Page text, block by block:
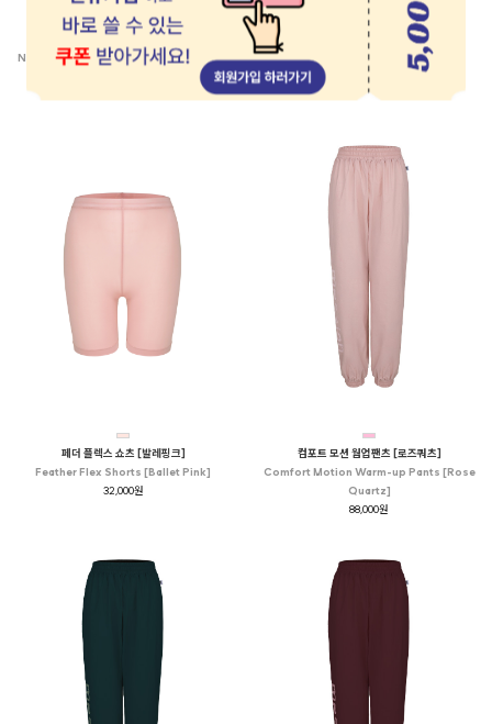
네츄럴핏 앙고라 레그워머 [웜토프]
Natural Fit Angora Leg Warmers [Warm
페더 플렉스 쇼츠 [블랙]
Feather Flex Shorts [Black]
32,000원
페더 플렉스 쇼츠 [발레핑크]
Feather Flex Shorts [Ballet Pink]
32,000원
컴포트 모션 웜업팬츠 [로즈쿼츠]
Comfort Motion Warm-up Pants [Rose
Quartz]
88,000원